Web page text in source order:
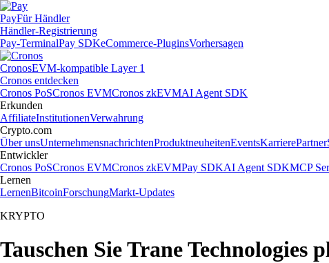
PayFür Händler
Händler-Registrierung
Pay-TerminalPay SDKeCommerce-PluginsVorhersagen
CronosEVM-kompatible Layer 1
Cronos entdecken
Cronos PoSCronos EVMCronos zkEVMAI Agent SDK
Erkunden
AffiliateInstitutionenVerwahrung
Crypto.com
Über unsUnternehmensnachrichtenProduktneuheitenEventsKarrierePartner
Entwickler
Cronos PoSCronos EVMCronos zkEVMPay SDKAI Agent SDKMCP
Lernen
LernenBitcoinForschungMarkt-Updates
KRYPTO
Tauschen Sie Trane